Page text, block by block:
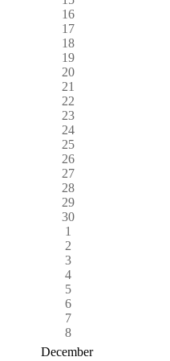
16
17
18
19
20
21
22
23
24
25
26
27
28
29
30
1
2
3
4
5
6
7
8
December